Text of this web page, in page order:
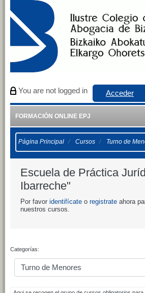
Salta al contenido principal
You are not logged in Acceder
FORMACIÓN ONLINE EPJ
Página Principal Cursos Turno de
Escuela de Práctica
Ibarreche"
Por favor identifícate o registrate ahora
nuestros cursos.
Categorías: